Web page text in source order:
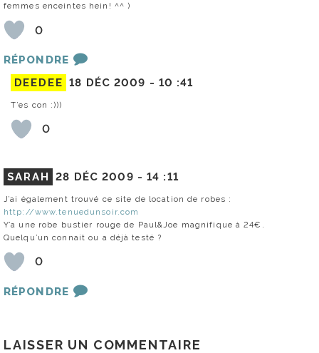
femmes enceintes hein! ^^ )
0
RÉPONDRE
DEEDEE 18 DÉC 2009 - 10 :41
T’es con :)))
0
SARAH 28 DÉC 2009 -14 :11
J’ai également trouvé ce site de location de robes :
http://www.tenuedunsoir.com
Y’a une robe bustier rouge de Paul&Joe magnifique à 24€.
Quelqu’un connait ou a déjà testé ?
0
RÉPONDRE
LAISSER UN COMMENTAIRE